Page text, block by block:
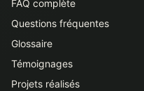
FAQ complète
Questions fréquentes
Glossaire
Témoignages
Projets réalisés